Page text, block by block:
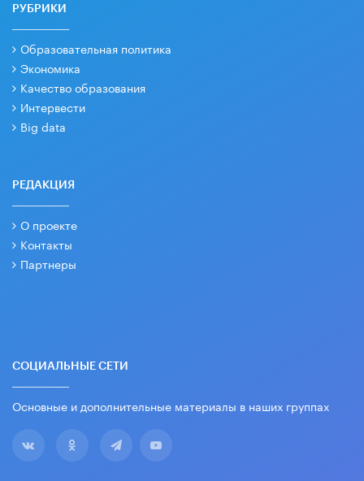
РУБРИКИ
Образовательная политика
Экономика
Качество образования
Интервести
Big data
РЕДАКЦИЯ
О проекте
Контакты
Партнеры
СОЦИАЛЬНЫЕ СЕТИ
Основные и дополнительные материалы в наших группах